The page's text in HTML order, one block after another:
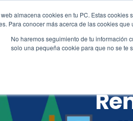
almacena cookies en tu PC. Estas
Para conocer más acerca de las cookies
No haremos seguimiento de tu información
solo una pequeña cookie para que no se te
2001617 sales@alamo.co